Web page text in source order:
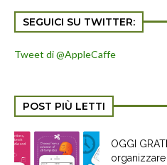
SEGUICI SU TWITTER:
Tweet di @AppleCaffe
POST PIÙ LETTI
OGGI